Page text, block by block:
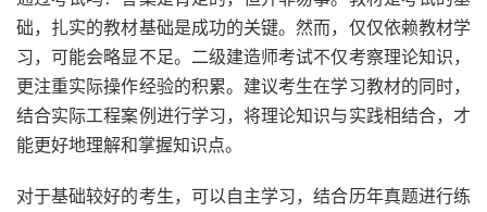
础，扎实的教材基础是成功的关键。然而，仅仅依赖教材学
习，可能会略显不足。二级建造师考试不仅考察理论知识，
更注重实际操作经验的积累。建议考生在学习教材的同时，
结合实际工程案例进行学习，将理论知识与实践相结合，才
能更好地理解和掌握知识点。
对于基础较好的考生，可以自主学习，结合历年真题进行练